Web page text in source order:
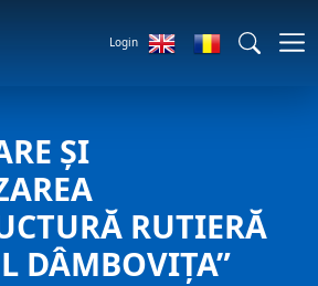
Login
ȘI
RUTIERĂ
DÂMBOVIȚA”